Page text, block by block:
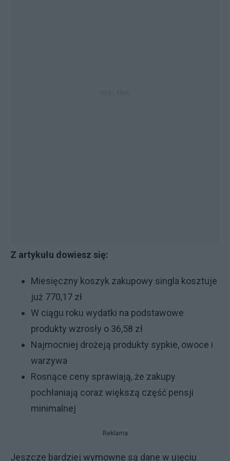
Z artykułu dowiesz się:
Miesięczny koszyk zakupowy singla kosztuje
już 770,17 zł
W ciągu roku wydatki na podstawowe
produkty wzrosły o 36,58 zł
Najmocniej drożeją produkty sypkie, owoce i
warzywa
Rosnące ceny sprawiają, że zakupy
pochłaniają coraz większą część pensji
minimalnej
Reklama
Jeszcze bardziej wymowne są dane w ujęciu